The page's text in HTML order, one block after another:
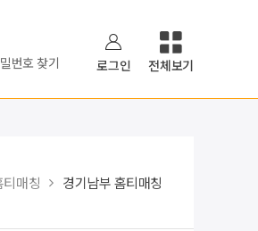
번호 찾기
로그인 전체보기
티매칭 경기남부 홈티매칭